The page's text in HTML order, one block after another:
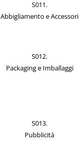
S011.
Abbigliamento e Accessori
S012.
Packaging e Imballaggi
S013.
Pubblicità